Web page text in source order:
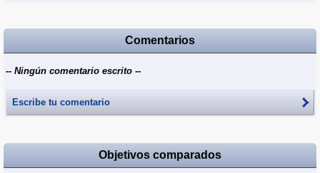
Comentarios
-- Ningún comentario escrito --
Escribe tu comentario
Objetivos comparados